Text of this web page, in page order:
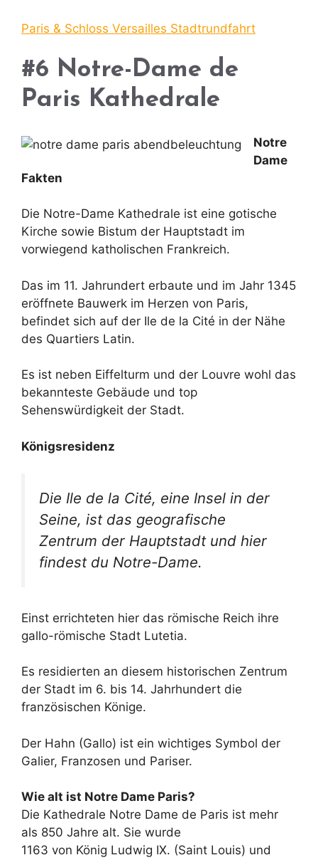
Paris & Schloss Versailles Stadtrundfahrt
#6 Notre-Dame de
Paris Kathedrale
Notre
Dame
Fakten
Die Notre-Dame Kathedrale ist eine gotische
Kirche sowie Bistum der Hauptstadt im
vorwiegend katholischen Frankreich.
Das im 11. Jahrundert erbaute und im Jahr 1345
eröffnete Bauwerk im Herzen von Paris,
befindet sich auf der Ile de la Cité in der Nähe
des Quartiers Latin.
Es ist neben Eiffelturm und der Louvre wohl das
bekannteste Gebäude und top
Sehenswürdigkeit der Stadt.
Königsresidenz
Die Ile de la Cité, eine Insel in der
Seine, ist das geografische
Zentrum der Hauptstadt und hier
findest du Notre-Dame.
Einst errichteten hier das römische Reich ihre
gallo-römische Stadt Lutetia.
Es residierten an diesem historischen Zentrum
der Stadt im 6. bis 14. Jahrhundert die
französischen Könige.
Der Hahn (Gallo) ist ein wichtiges Symbol der
Galier, Franzosen und Pariser.
Wie alt ist Notre Dame Paris?
Die Kathedrale Notre Dame de Paris ist mehr
als 850 Jahre alt. Sie wurde
1163 von König Ludwig IX. (Saint Louis) und